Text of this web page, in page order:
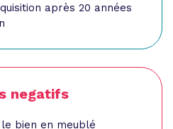
après 20 années
negatifs
bien en meublé